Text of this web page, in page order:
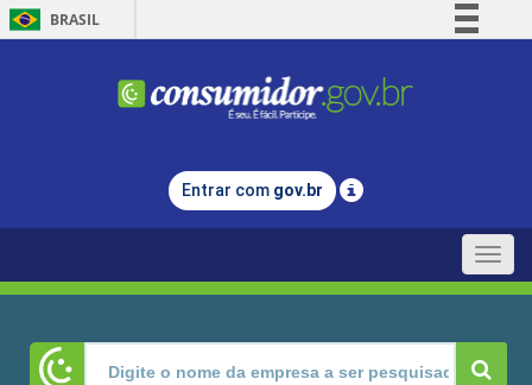
BRASIL
Comunica BR
Legislação
Entrar com gov.br
Toggle